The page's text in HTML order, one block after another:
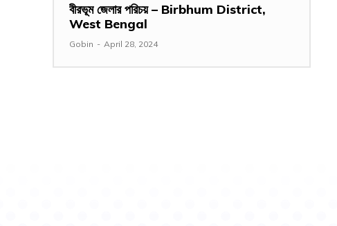
বীরভূম জেলার পরিচয় – Birbhum District,
West Bengal
Gobin - April 28, 2024